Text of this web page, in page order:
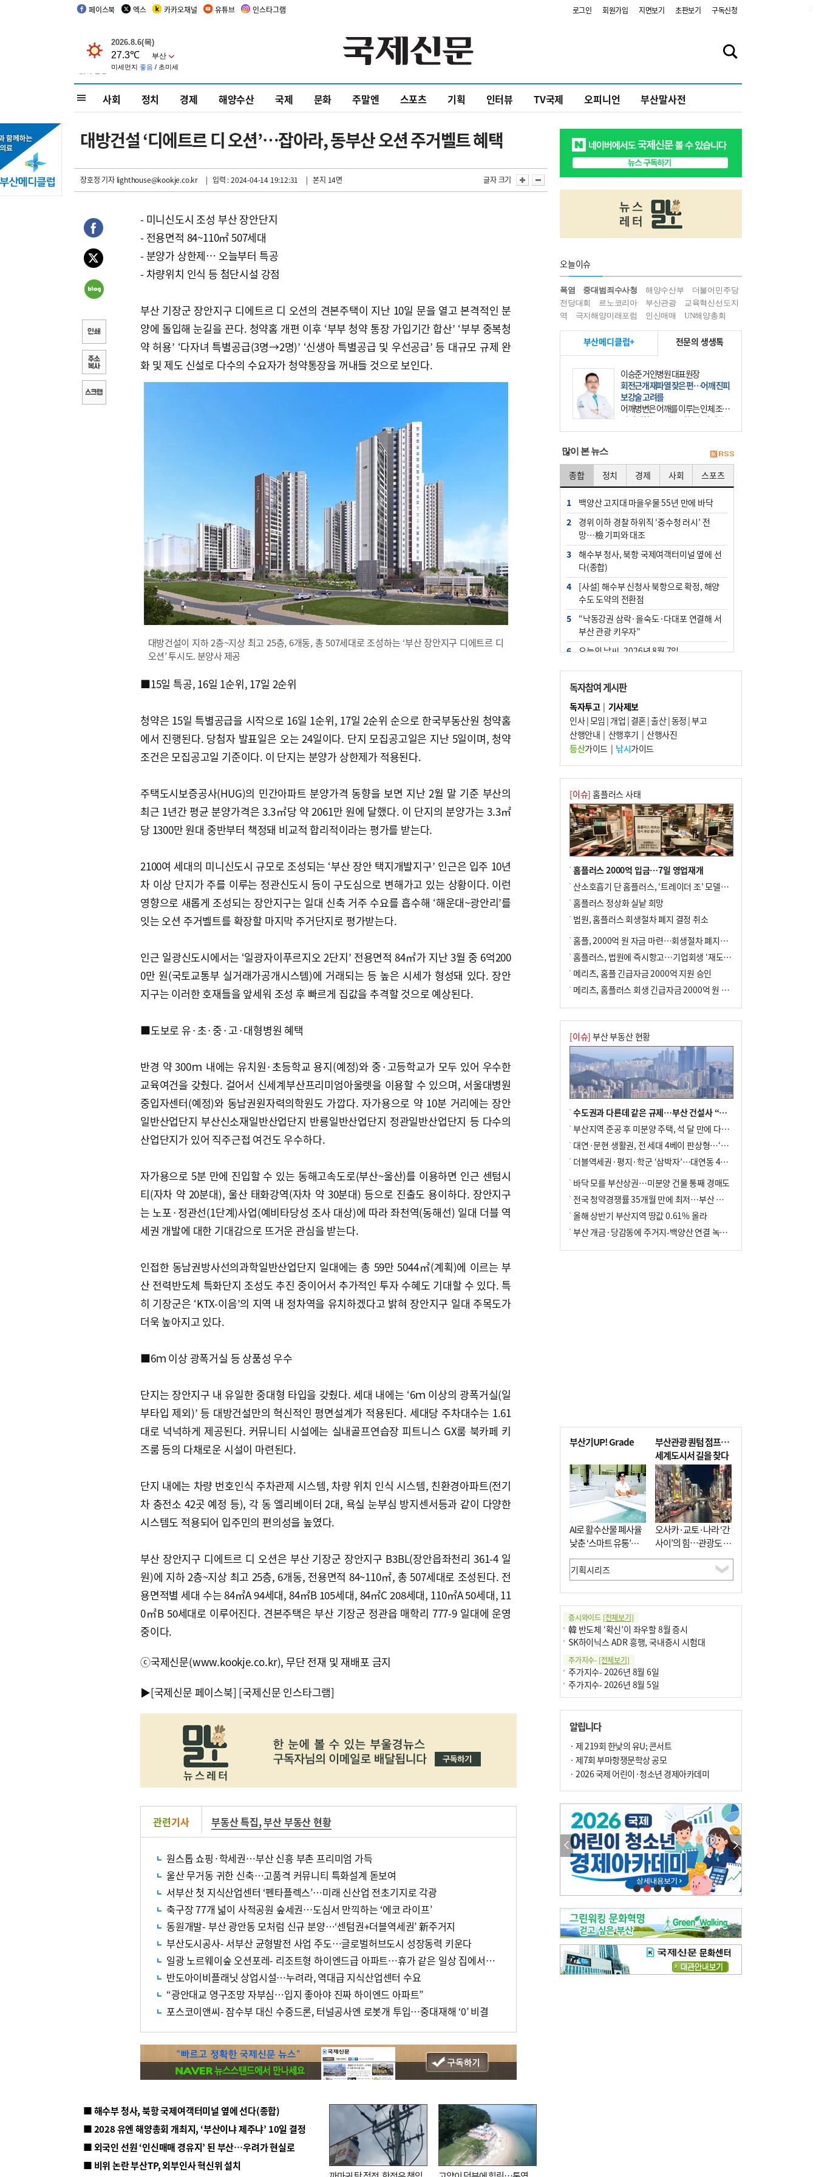
페이스북 엑스 카카오채널 유튜브 인스타그램 로그인 회원가입 지면보기 초판보기 구독신청
사회 정치 경제 해양수산 국제 문화 주말엔 스포츠 기획 인터뷰 TV국제 오피니언 부산말사전
대방건설 ‘디에트르 디 오션’…잡아라, 동부산 오션 주거벨트 혜택
장호정 기자lighthouse@kookje.co.kr | 입력 : 2024-04-14 19:12:31 | 본지 14면 글자 크기
- 미니신도시 조성 부산 장안단지
- 전용면적 84~110㎡ 507세대
- 분양가 상한제… 오늘부터 특공
- 차량위치 인식 등 첨단시설 강점
부산 기장군 장안지구 디에트르 디 오션의 견본주택이 지난 10일 문을 열고 본격적인 분
양에 돌입해 눈길을 끈다. 청약홈 개편 이후 ‘부부 청약 통장 가입기간 합산’ ‘부부 중복청
약 허용’ ‘다자녀 특별공급(3명→2명)’ ‘신생아 특별공급 및 우선공급’ 등 대규모 규제 완
화 및 제도 신설로 다수의 수요자가 청약통장을 꺼내들 것으로 보인다.
대방건설이 지하 2층~지상 최고 25층, 6개동, 총 507세대로 조성하는 ‘부산 장안지구 디에트르 디
오션’ 투시도. 분양사 제공
■15일 특공, 16일 1순위, 17일 2순위
청약은 15일 특별공급을 시작으로 16일 1순위, 17일 2순위 순으로 한국부동산원 청약홈
에서 진행된다. 당첨자 발표일은 오는 24일이다. 단지 모집공고일은 지난 5일이며, 청약
조건은 모집공고일 기준이다. 이 단지는 분양가 상한제가 적용된다.
주택도시보증공사(HUG)의 민간아파트 분양가격 동향을 보면 지난 2월 말 기준 부산의
최근 1년간 평균 분양가격은 3.3㎡당 약 2061만 원에 달했다. 이 단지의 분양가는 3.3㎡
당 1300만 원대 중반부터 책정돼 비교적 합리적이라는 평가를 받는다.
2100여 세대의 미니신도시 규모로 조성되는 ‘부산 장안 택지개발지구’ 인근은 입주 10년
차 이상 단지가 주를 이루는 정관신도시 등이 구도심으로 변해가고 있는 상황이다. 이런
영향으로 새롭게 조성되는 장안지구는 일대 신축 거주 수요를 흡수해 ‘해운대~광안리’를
잇는 오션 주거벨트를 확장할 마지막 주거단지로 평가받는다.
인근 일광신도시에서는 ‘일광자이푸르지오 2단지’ 전용면적 84㎡가 지난 3월 중 6억200
0만 원(국토교통부 실거래가공개시스템)에 거래되는 등 높은 시세가 형성돼 있다. 장안
지구는 이러한 호재들을 앞세워 조성 후 빠르게 집값을 추격할 것으로 예상된다.
■도보로 유·초·중·고·대형병원 혜택
반경 약 300ｍ 내에는 유치원·초등학교 용지(예정)와 중·고등학교가 모두 있어 우수한
교육여건을 갖췄다. 걸어서 신세계부산프리미엄아울렛을 이용할 수 있으며, 서울대병원
중입자센터(예정)와 동남권원자력의학원도 가깝다. 자가용으로 약 10분 거리에는 장안
일반산업단지 부산신소재일반산업단지 반룡일반산업단지 정관일반산업단지 등 다수의
산업단지가 있어 직주근접 여건도 우수하다.
자가용으로 5분 만에 진입할 수 있는 동해고속도로(부산~울산)를 이용하면 인근 센텀시
티(자차 약 20분대), 울산 태화강역(자차 약 30분대) 등으로 진출도 용이하다. 장안지구
는 노포·정관선(1단계)사업(예비타당성 조사 대상)에 따라 좌천역(동해선) 일대 더블 역
세권 개발에 대한 기대감으로 뜨거운 관심을 받는다.
인접한 동남권방사선의과학일반산업단지 일대에는 총 59만 5044㎡(계획)에 이르는 부
산 전력반도체 특화단지 조성도 추진 중이어서 추가적인 투자 수혜도 기대할 수 있다. 특
히 기장군은 ‘KTX-이음’의 지역 내 정차역을 유치하겠다고 밝혀 장안지구 일대 주목도가
더욱 높아지고 있다.
■6ｍ 이상 광폭거실 등 상품성 우수
단지는 장안지구 내 유일한 중대형 타입을 갖췄다. 세대 내에는 ‘6ｍ 이상의 광폭거실(일
부타입 제외)’ 등 대방건설만의 혁신적인 평면설계가 적용된다. 세대당 주차대수는 1.61
대로 넉넉하게 제공된다. 커뮤니티 시설에는 실내골프연습장 피트니스 GX룸 북카페 키
즈룸 등의 다채로운 시설이 마련된다.
단지 내에는 차량 번호인식 주차관제 시스템, 차량 위치 인식 시스템, 친환경아파트(전기
차 충전소 42곳 예정 등), 각 동 엘리베이터 2대, 욕실 눈부심 방지센서등과 같이 다양한
시스템도 적용되어 입주민의 편의성을 높였다.
부산 장안지구 디에트르 디 오션은 부산 기장군 장안지구 B3BL(장안읍좌천리 361-4 일
원)에 지하 2층~지상 최고 25층, 6개동, 전용면적 84~110㎡, 총 507세대로 조성된다. 전
용면적별 세대 수는 84㎡A 94세대, 84㎡B 105세대, 84㎡C 208세대, 110㎡A 50세대, 11
0㎡B 50세대로 이루어진다. 견본주택은 부산 기장군 정관읍 매학리 777-9 일대에 운영
중이다.
ⓒ국제신문(www.kookje.co.kr), 무단 전재 및 재배포 금지
▶[국제신문 페이스북] [국제신문 인스타그램]
관련기사 부동산 특집,부산 부동산 현황
원스톱 쇼핑·학세권…부산 신흥 부촌 프리미엄 가득
울산 무거동 귀한 신축…고품격 커뮤니티 특화설계 돋보여
서부산 첫 지식산업센터 ‘펜타플렉스’…미래 신산업 전초기지로 각광
축구장 77개 넓이 사적공원 숲세권…도심서 만끽하는 ‘에코 라이프’
동원개발- 부산 광안동 모처럼 신규 분양…‘센텀권+더블역세권’ 新주거지
부산도시공사- 서부산 균형발전 사업 주도…글로벌허브도시 성장동력 키운다
일광 노르웨이숲 오션포레- 리조트형 하이엔드급 아파트…휴가 같은 일상 집에서 즐겨라
반도아이비플래닛 상업시설…누려라, 역대급 지식산업센터 수요
“광안대교 영구조망 자부심…입지 좋아야 진짜 하이엔드 아파트”
포스코이앤씨- 잠수부 대신 수중드론, 터널공사엔 로봇개 투입…중대재해 ‘0’ 비결
■ 해수부 청사, 북항 국제여객터미널 옆에 선다(종합)
■ 2028 유엔 해양총회 개최지, ‘부산이냐 제주냐’ 10일 결정
■ 외국인 선원 ‘인신매매 경유지’ 된 부산…우려가 현실로
■ 비위 논란 부산TP, 외부인사 혁신위 설치
오늘이슈
폭염 중대범죄수사청 해양수산부
더불어민주당
전당대회
르노코리아 부산관광
교육혁신선도지
역
극지해양미래포럼 인신매매 UN해양총회
부산메디클럽+ 전문의 생생톡
이승준 거인병원 대표원장
회전근개 재파열 잦은 편…어깨 진피
보강술 고려를
어깨병변은 어깨를 이루는 인체 조직
에 발생하는 손상을 말한다. 여기에
는 오십견과 회전근개 증후군, 어깨
많이 본 뉴스
종합 정치 경제 사회 스포츠
1
백양산 고지대 마을우물 55년 만에 바닥
2
경위 이하 경찰 하위직 ‘중수청 러시’ 전
망…檢 기피와 대조
3
해수부 청사, 북항 국제여객터미널 옆에 선
다(종합)
4
[사설] 해수부 신청사 북항으로 확정, 해양
수도 도약의 전환점
5
“낙동강권 삼락·을숙도·다대포 연결해 서
부산 관광 키우자”
6
오늘의 날씨- 2026년 8월 7일
7
부울경 주말부터 비소식…‘극한 폭염’ 한풀
꺾일 듯
8
피란마을 67년 역사인데…전교생 24명 아
미초 통폐합 기로
9
외국인 선원 ‘인신매매 경유지’ 된 부산…
우려가 현실로
10 교육혁신선도지 공모 코앞인데…구·군 난
색에 교육청 ‘쩔쩔’
독자참여 게시판
독자투고| 기사제보
인사|모임 | 개업 | 결혼|출산|동정 |부고
산행안내 | 산행후기 | 산행사진
등산가이드| 낚시가이드
[이슈] 홈플러스 사태
홈플러스 2000억 입금…7일 영업재개
산소호흡기 단 홈플러스, ‘트레이더 조’ 모델로 살아날까
홈플러스 정상화 실낱 희망
법원, 홈플러스 회생절차 폐지 결정 취소
홈플, 2000억 원 자금 마련…회생절차 폐지에 즉시항고(종합)
홈플러스, 법원에 즉시항고…기업회생 ‘재도전’
메리츠, 홈플 긴급자금 2000억 지원 승인
메리츠, 홈플러스 회생 긴급자금 2000억 원 지원 승인
[이슈] 부산 부동산 현황
수도권과 다른데 같은 규제…부산 건설사 “쓰러지기 직전”
부산지역 준공 후 미분양 주택, 석 달 만에 다시 3000가구 넘어서
대연·문현 생활권, 전 세대 4베이 판상형…‘더샵 트리센트’ 내달 분양
더블역세권·평지·학군 ‘삼박자’…대연동 42층 브랜드 단지
바닥 모를 부산상권…미분양 건물 통째 경매도
전국 청약경쟁률 35개월 만에 최저…부산 미분양 ‘적체’ 심화
올해 상반기 부산지역 땅값 0.61% 올라
부산 개금·당감동에 주거지-백양산 연결 녹지 조성
부산기UP! Grade
AI로 활수산물 폐사율
낮춘 ‘스마트 유통’…
사막·산악지대 수출
도전
부산관광 퀀텀 점프…
세계도시서 길을 찾다
오사카·교토·나라 ‘간
사이’의 힘…관광도 뭉
쳐야 흥한다
증시와이드 [전체보기]
韓 반도체 ‘확신’이 좌우할 8월 증시
SK하이닉스 ADR 흥행, 국내증시 시험대
주가지수- [전체보기]
주가지수- 2026년 8월 6일
주가지수- 2026년 8월 5일
알립니다
· 제 219회 한낮의 유U; 콘서트
· 제7회 부마항쟁문학상 공모
· 2026 국제 어린이·청소년 경제아카데미